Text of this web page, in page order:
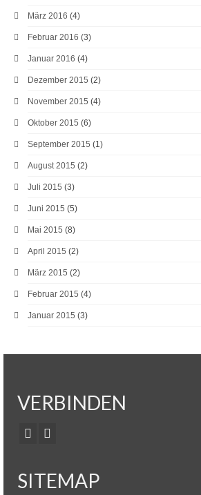
März 2016 (4)
Februar 2016 (3)
Januar 2016 (4)
Dezember 2015 (2)
November 2015 (4)
Oktober 2015 (6)
September 2015 (1)
August 2015 (2)
Juli 2015 (3)
Juni 2015 (5)
Mai 2015 (8)
April 2015 (2)
März 2015 (2)
Februar 2015 (4)
Januar 2015 (3)
VERBINDEN
SITEMAP